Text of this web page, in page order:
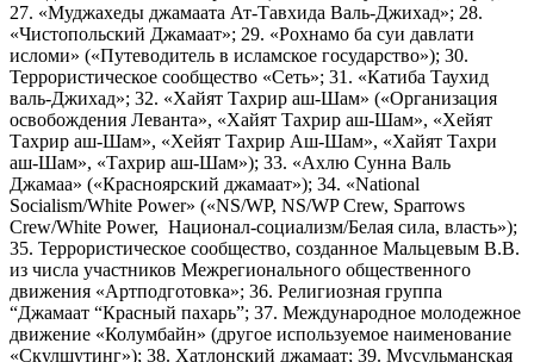
27. «Муджахеды джамаата Ат-Тавхида Валь-Джихад»; 28.
«Чистопольский Джамаат»; 29. «Рохнамо ба суи давлати
исломи» («Путеводитель в исламское государство»); 30.
Террористическое сообщество «Сеть»; 31. «Катиба Таухид
валь-Джихад»; 32. «Хайят Тахрир аш-Шам» («Организация
освобождения Леванта», «Хайят Тахрир аш-Шам», «Хейят
Тахрир аш-Шам», «Хейят Тахрир Аш-Шам», «Хайят Тахри
аш-Шам», «Тахрир аш-Шам»); 33. «Ахлю Сунна Валь
Джамаа» («Красноярский джамаат»); 34. «National
Socialism/White Power» («NS/WP, NS/WP Crew, Sparrows
Crew/White Power, Национал-социализм/Белая сила, власть»);
35. Террористическое сообщество, созданное Мальцевым В.В.
из числа участников Межрегионального общественного
движения «Артподготовка»; 36. Религиозная группа
“Джамаат “Красный пахарь”; 37. Международное молодежное
движение «Колумбайн» (другое используемое наименование
«Скулшутинг»); 38. Хатлонский джамаат; 39. Мусульманская